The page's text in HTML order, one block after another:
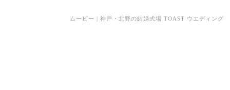
ムービー | 神戸・北野の結婚式場 TOAST ウエディング